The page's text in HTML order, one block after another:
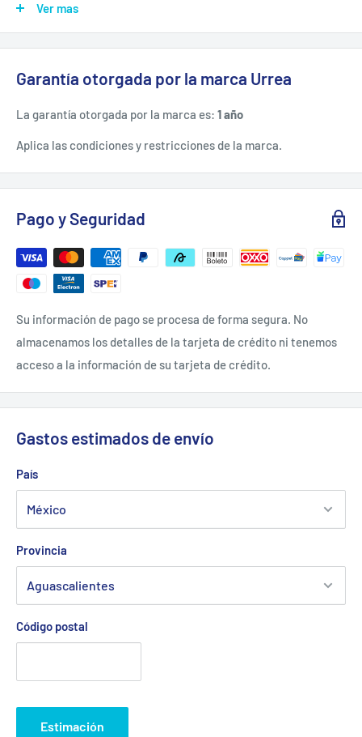
Generador a gasolina que proporciona energía para iluminar
y conectar todo tipo de aparatos, por ejemplo
acceso a la red convencional o con problemas de suministro
y cortes de luz.
CONTENIDO.
1 llave para la bujía, 1 rueda y agarradera, 1 batería.
ESPECIFICACIONES TÉCNICAS.
Ver mas
Garantía otorgada por la marca Urrea
La garantía otorgada por la marca es: 1 año
Aplica las condiciones y restricciones de la marca.
Pago y Seguridad
Su información de pago se procesa de forma segura. No
almacenamos los detalles de la tarjeta de crédito ni tenemos
acceso a la información de su tarjeta de crédito.
Gastos estimados de envío
País
Provincia
Código postal
Estimación